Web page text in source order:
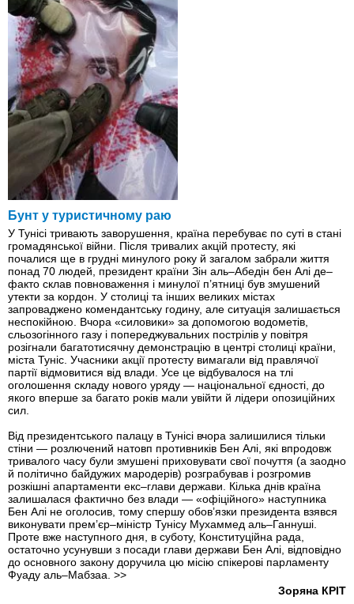
Бунт у туристичному раю
У Тунісі тривають заворушення, країна перебуває по суті в стані
громадянської війни. Після тривалих акцій протесту, які
почалися ще в грудні минулого року й загалом забрали життя
понад 70 людей, президент країни Зін аль–Абедін бен Алі де–
факто склав повноваження і минулої п’ятниці був змушений
утекти за кордон. У столиці та інших великих містах
запроваджено комендантську годину, але ситуація залишається
неспокійною. Вчора «силовики» за допомогою водометів,
сльозогінного газу і попереджувальних пострілів у повітря
розігнали багатотисячну демонстрацію в центрі столиці країни,
міста Туніс. Учасники акції протесту вимагали від правлячої
партії відмовитися від влади. Усе це відбувалося на тлі
оголошення складу нового уряду — національної єдності, до
якого вперше за багато років мали увійти й лідери опозиційних
сил.
Від президентського палацу в Тунісі вчора залишилися тільки
стіни — розлючений натовп противників Бен Алі, які впродовж
тривалого часу були змушені приховувати свої почуття (а заодно
й політично байдужих мародерів) розграбував і розгромив
розкішні апартаменти екс–глави держави. Кілька днів країна
залишалася фактично без влади — «офіційного» наступника
Бен Алі не оголосив, тому спершу обов’язки президента взявся
виконувати прем’єр–міністр Тунісу Мухаммед аль–Ганнуші.
Проте вже наступного дня, в суботу, Конституційна рада,
остаточно усунувши з посади глави держави Бен Алі, відповідно
до основного закону доручила цю місію спікерові парламенту
Фуаду аль–Мабзаа. >>
Зоряна КРІТ